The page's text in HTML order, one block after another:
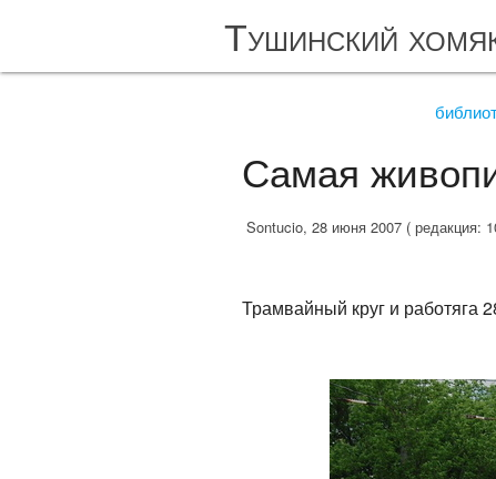
Тушинский
Самая
Sontucio, 28 июня 2007 ( редакция:
Трамвайный круг и работяга